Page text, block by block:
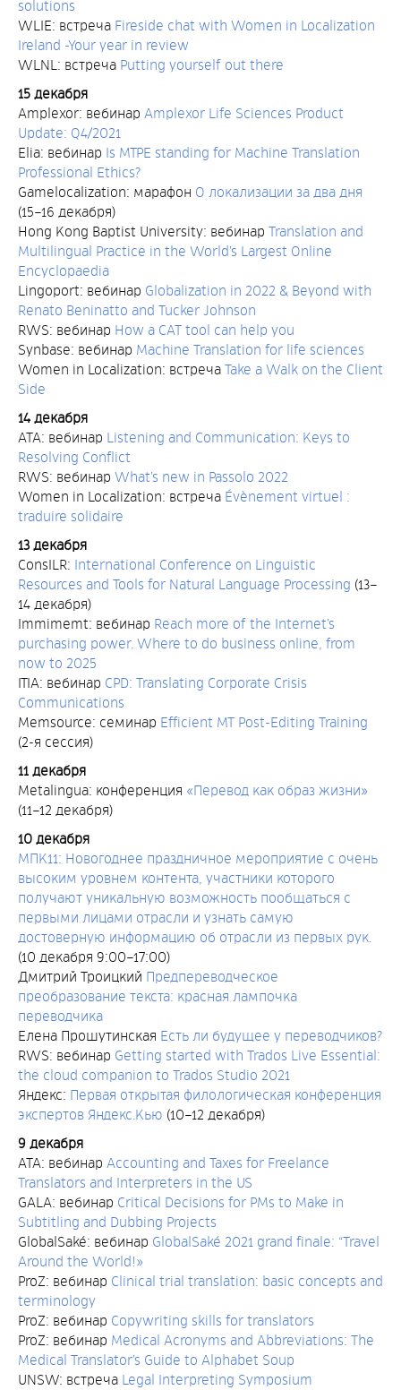
solutions
WLIE: встреча Fireside chat with Women in Localization
Ireland -Your year in review
WLNL: встреча Putting yourself out there
15 декабря
Amplexor: вебинар Amplexor Life Sciences Product
Update: Q4/2021
Elia: вебинар
Is MTPE standing for Machine Translation
Professional Ethics?
Gamelocalization: марафон О локализации за два дня
(15–16 декабря)
Hong Kong Baptist University: вебинар Translation and
Multilingual Practice in the World’s Largest Online
Encyclopaedia
Lingoport: вебинар Globalization in 2022 & Beyond with
Renato Beninatto and Tucker Johnson
RWS: вебинар How a CAT tool can help you
Synbase: вебинар Machine Translation for life sciences
Women in Localization: встреча Take a Walk on the Client
Side
14 декабря
ATA: вебинар
Listening and Communication: Keys to
Resolving Conflict
RWS: вебинар What’s new in Passolo 2022
Women in Localization: встреча Évènement virtuel :
traduire solidaire
13 декабря
ConsILR:
International Conference on Linguistic
Resources and Tools for Natural Language Processing (13–
14 декабря)
Immimemt: вебинар Reach more of the Internet’s
purchasing power. Where to do business online, from
now to 2025
ITIA: вебинар CPD: Translating Corporate Crisis
Communications
Memsource: семинар Efficient MT Post-Editing Training
(2-я сессия)
11 декабря
Metalingua: конференция «Перевод как образ жизни»
(11–12 декабря)
10 декабря
МПК11: Новогоднее праздничное мероприятие с очень
высоким уровнем контента, участники которого
получают уникальную возможность пообщаться с
первыми лицами отрасли и узнать самую
достоверную информацию об отрасли из первых рук.
(10 декабря 9:00–17:00)
Дмитрий Троицкий Предпереводческое
преобразование текста: красная лампочка
переводчика
Елена Прошутинская Есть ли будущее у переводчиков?
RWS: вебинар Getting started with Trados Live Essential:
the cloud companion to Trados Studio 2021
Яндекс: Первая открытая филологическая конференция
экспертов Яндекс.Кью (10–12 декабря)
9 декабря
ATA: вебинар Accounting and Taxes for Freelance
Translators and Interpreters in the US
GALA: вебинар Critical Decisions for PMs to Make in
Subtitling and Dubbing Projects
GlobalSaké: вебинар GlobalSaké 2021 grand finale: “Travel
Around the World!»
ProZ: вебинар Clinical trial translation: basic concepts and
terminology
ProZ: вебинар Copywriting skills for translators
ProZ: вебинар Medical Acronyms and Abbreviations: The
Medical Translator’s Guide to Alphabet Soup
UNSW: встреча
Legal Interpreting Symposium